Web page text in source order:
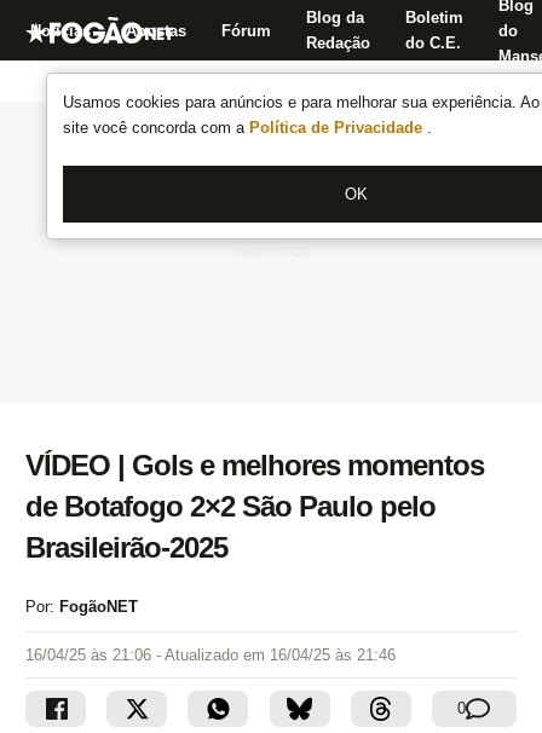
Usamos cookies para anúncios e para melhorar sua experiência.
site você concorda com a Política de Privacidade .
OK
Notícias Apostas Fórum
Blog da
Redação
Boletim
do C.E.
Blog
do
VÍDEO | Gols e melhores momentos
de Botafogo 2×2 São Paulo pelo
Brasileirão-2025
Por: FogãoNET
16/04/25 às 21:06 - Atualizado em 16/04/25 às 21:46
0